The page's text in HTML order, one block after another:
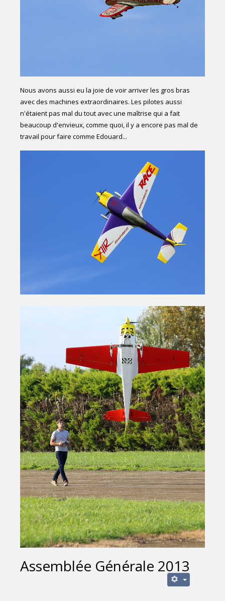
Nous avons aussi eu la joie de voir arriver les gros bras
avec des machines extraordinaires. Les pilotes aussi
n'étaient pas mal du tout avec une maîtrise qui a fait
beaucoup d'envieux, comme quoi, il y a encore pas mal de
travail pour faire comme Edouard...
Assemblée Générale 2013